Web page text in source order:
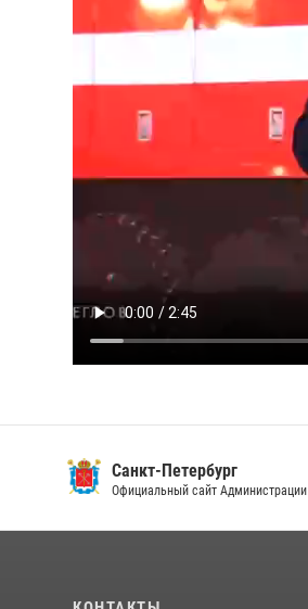
Санкт-Петербург
Официальный сайт Администрации